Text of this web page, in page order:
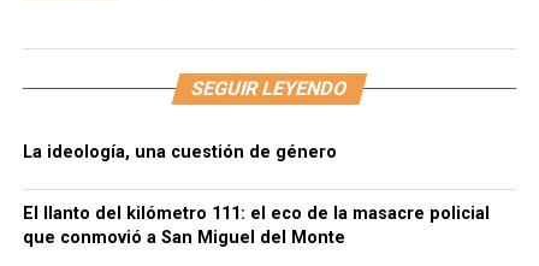
SEGUIR LEYENDO
La ideología, una cuestión de género
El llanto del kilómetro 111: el eco de la masacre policial
que conmovió a San Miguel del Monte